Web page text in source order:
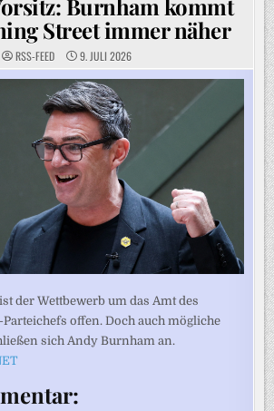
Burnham kommt
Street immer näher
RSS-FEED 9. JULI 2026
der Wettbewerb um das Amt des
offen. Doch auch mögliche
sich Andy Burnham an.